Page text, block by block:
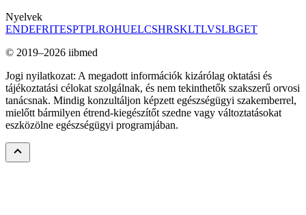
Nyelvek
ENDEFRITESPTPLROHUELCSHRSKLTLVSLBGET
© 2019–2026 iibmed
Jogi nyilatkozat: A megadott információk kizárólag oktatási és
tájékoztatási célokat szolgálnak, és nem tekinthetők szakszerű orvosi
tanácsnak. Mindig konzultáljon képzett egészségügyi szakemberrel,
mielőtt bármilyen étrend-kiegészítőt szedne vagy változtatásokat
eszközölne egészségügyi programjában.